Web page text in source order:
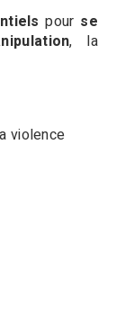
pour se
, la
violence